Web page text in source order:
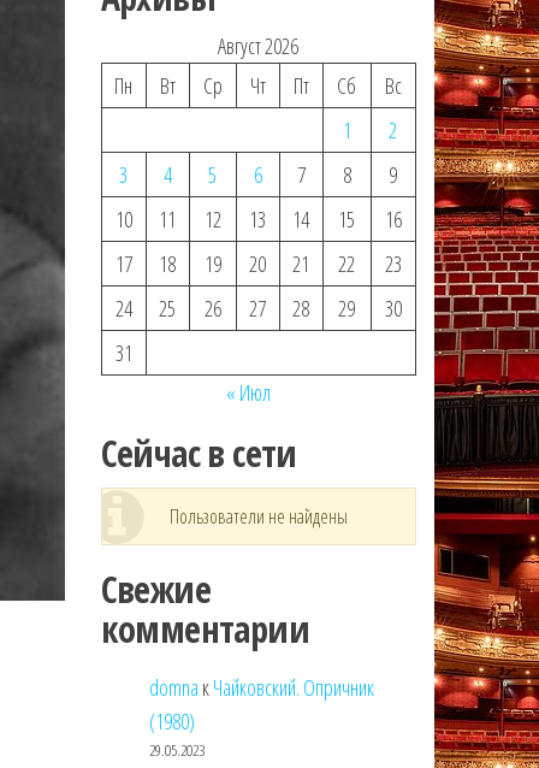
Август 2026
Пн
Вт Ср Чт Пт Сб
Вс
1
2
3
4 5 6 7 8
9
10
11 12 13 14 15
16
17
18 19 20 21 22
23
24
25 26 27 28 29
30
31
« Июл
Сейчас в сети
Пользователи не найдены
Свежие
комментарии
domna кЧайковский. Опричник
(1980)
29.05.2023